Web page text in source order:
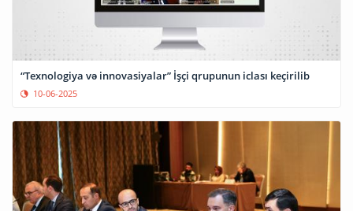
“Texnologiya və innovasiyalar” İşçi qrupunun iclası keçirilib
10-06-2025